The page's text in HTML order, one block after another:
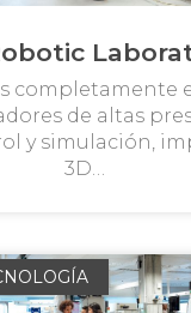
completamente
de altas
y simulación,
3D…